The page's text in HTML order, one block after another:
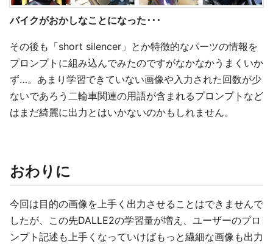
バイクがおかしなことになった･･･
その後も「short silencer」とか特徴的なパーツの情報を
プロンプトに組み込んでみたのですがなかなかうまくいか
ず…。あまり学習できていない画像や入力された回数が少
ないであろう二輪車関連の用語が含まれるプロンプトなど
はまだ綺麗に出力とはいかないのかもしれません。
おわりに
今回は目的の画像を上手く出力させることはできませんで
したが、この先DALLE2の学習量が増え、ユーザーのプロ
ンプト記述も上手くなっていけばもっと繊細な画像も出力